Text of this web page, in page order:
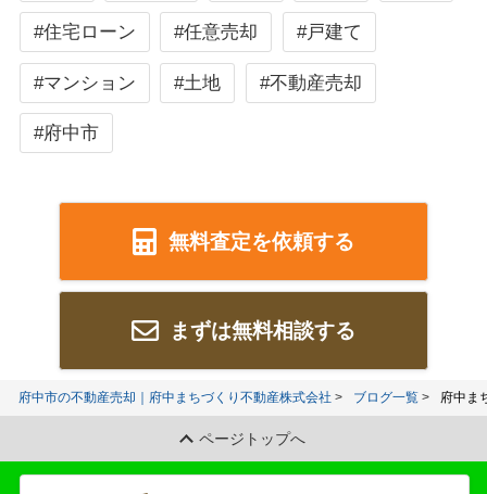
#住宅ローン #任意売却 #戸建て
#マンション #土地 #不動産売却
#府中市
無料査定を依頼する
まずは無料相談する
府中市の不動産売却｜府中まちづくり不動産株式会社 ブログ一覧 府中ま
ページトップへ